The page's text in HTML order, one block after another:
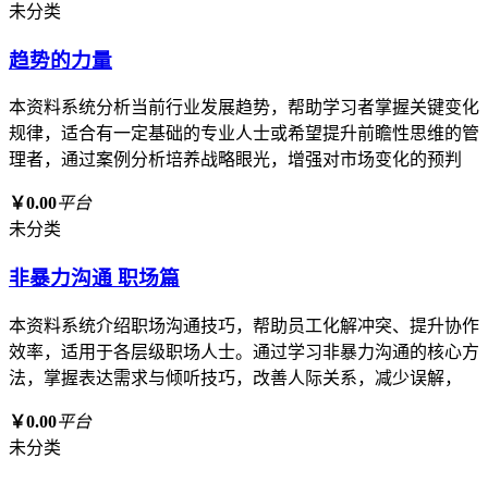
未分类
趋势的力量
本资料系统分析当前行业发展趋势，帮助学习者掌握关键变化
规律，适合有一定基础的专业人士或希望提升前瞻性思维的管
理者，通过案例分析培养战略眼光，增强对市场变化的预判
￥0.00平台
未分类
非暴力沟通 职场篇
本资料系统介绍职场沟通技巧，帮助员工化解冲突、提升协作
效率，适用于各层级职场人士。通过学习非暴力沟通的核心方
法，掌握表达需求与倾听技巧，改善人际关系，减少误解，
￥0.00平台
未分类